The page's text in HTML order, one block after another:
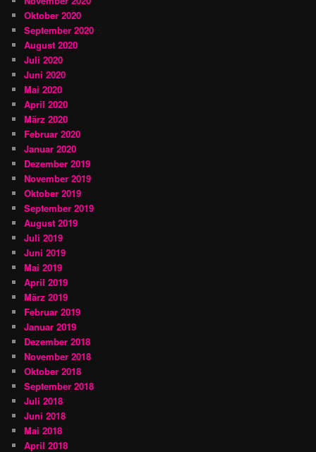
Oktober 2020
September 2020
August 2020
Juli 2020
Juni 2020
Mai 2020
April 2020
März 2020
Februar 2020
Januar 2020
Dezember 2019
November 2019
Oktober 2019
September 2019
August 2019
Juli 2019
Juni 2019
Mai 2019
April 2019
März 2019
Februar 2019
Januar 2019
Dezember 2018
November 2018
Oktober 2018
September 2018
Juli 2018
Juni 2018
Mai 2018
April 2018